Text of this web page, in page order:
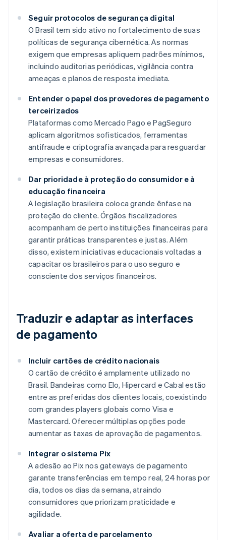
Seguir protocolos de segurança digital
O Brasil tem sido ativo no fortalecimento de suas
políticas de segurança cibernética. As normas
exigem que empresas apliquem padrões mínimos,
incluindo auditorias periódicas, vigilância contra
ameaças e planos de resposta imediata.
Entender o papel dos provedores de pagamento
terceirizados
Plataformas como Mercado Pago e PagSeguro
aplicam algoritmos sofisticados, ferramentas
antifraude e criptografia avançada para resguardar
empresas e consumidores.
Dar prioridade à proteção do consumidor e à
educação financeira
A legislação brasileira coloca grande ênfase na
proteção do cliente. Órgãos fiscalizadores
acompanham de perto instituições financeiras para
garantir práticas transparentes e justas. Além
disso, existem iniciativas educacionais voltadas a
capacitar os brasileiros para o uso seguro e
consciente dos serviços financeiros.
Traduzir e adaptar as interfaces
de pagamento
Incluir cartões de crédito nacionais
O cartão de crédito é amplamente utilizado no
Brasil. Bandeiras como Elo, Hipercard e Cabal estão
entre as preferidas dos clientes locais, coexistindo
com grandes players globais como Visa e
Mastercard. Oferecer múltiplas opções pode
aumentar as taxas de aprovação de pagamentos.
Integrar o sistema Pix
A adesão ao Pix nos gateways de pagamento
garante transferências em tempo real, 24 horas por
dia, todos os dias da semana, atraindo
consumidores que priorizam praticidade e
agilidade.
Avaliar a oferta de parcelamento